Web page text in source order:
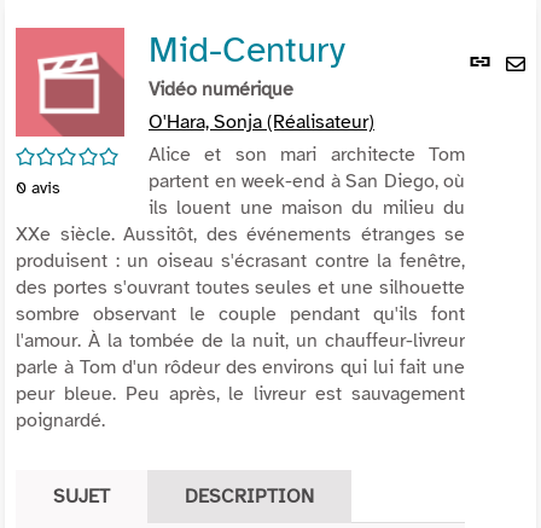
Lien
/5
0 avis
Mid-Century
Vidéo numérique
O'Hara, Sonja (Réalisateur)
Alice et son mari architecte Tom
partent en week-end à San Diego, où
ils louent une maison du milieu du
XXe siècle. Aussitôt, des événements étranges se
produisent : un oiseau s'écrasant contre la fenêtre,
des portes s'ouvrant toutes seules et une silhouette
sombre observant le couple pendant qu'ils font
l'amour. À la tombée de la nuit, un chauffeur-livreur
parle à Tom d'un rôdeur des environs qui lui fait une
peur bleue. Peu après, le livreur est sauvagement
poignardé.
SUJET DESCRIPTION